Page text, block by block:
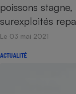
poissons
surexploités
Le 03 mai 2021
ACTUALITÉ